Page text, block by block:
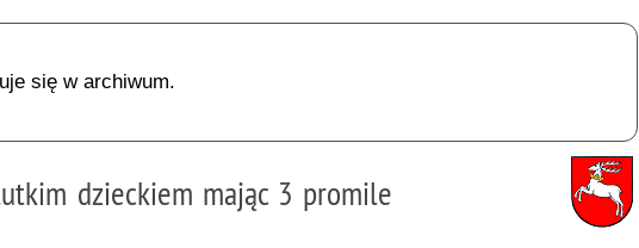
się w archiwum.
dzieckiem mając 3 promile